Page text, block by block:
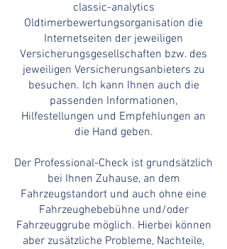
classic-analytics
Oldtimerbewertungsorganisation die
Internetseiten der jeweiligen
Versicherungsgesellschaften bzw. des
jeweiligen Versicherungsanbieters zu
besuchen. Ich kann Ihnen auch die
passenden Informationen,
Hilfestellungen und Empfehlungen an
die Hand geben.
Der Professional-Check ist grundsätzlich
bei Ihnen Zuhause, an dem
Fahrzeugstandort und auch ohne eine
Fahrzeughebebühne und/oder
Fahrzeuggrube möglich. Hierbei können
aber zusätzliche Probleme, Nachteile,